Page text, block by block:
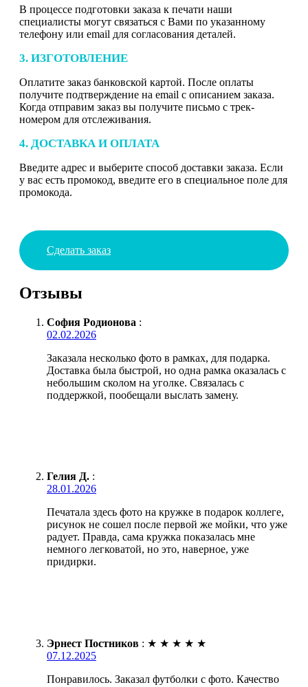
В процессе подготовки заказа к печати наши
специалисты могут связаться с Вами по указанному
телефону или email для согласования деталей.
3. ИЗГОТОВЛЕНИЕ
Оплатите заказ банковской картой. После оплаты
получите подтверждение на email с описанием заказа.
Когда отправим заказ вы получите письмо с трек-
номером для отслеживания.
4. ДОСТАВКА И ОПЛАТА
Введите адрес и выберите способ доставки заказа. Если
у вас есть промокод, введите его в специальное поле для
промокода.
Сделать заказ
Отзывы
София Родионова :
02.02.2026
Заказала несколько фото в рамках, для подарка.
Доставка была быстрой, но одна рамка оказалась с
небольшим сколом на уголке. Связалась с
поддержкой, пообещали выслать замену.
Гелия Д. :
28.01.2026
Печатала здесь фото на кружке в подарок коллеге,
рисунок не сошел после первой же мойки, что уже
радует. Правда, сама кружка показалась мне
немного легковатой, но это, наверное, уже
придирки.
Эрнест Постников : ★ ★ ★ ★ ★
07.12.2025
Понравилось. Заказал футболки с фото. Качество